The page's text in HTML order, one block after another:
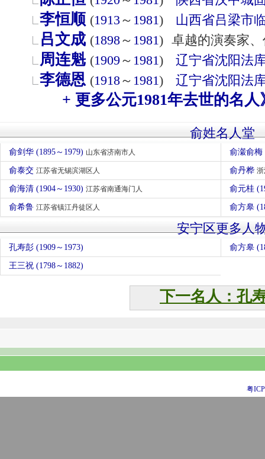
李恒顺 (1913 ～ 1981) 山西省吕梁市
吕文成 (1898～ 1981) 卓越的演奏家
周连魁 (1909 ～ 1981) 辽宁省沈阳法
李德恩 (1918～ 1981) 辽宁省沈阳法
+ 更多公元1981年去世的名人
俞姓名人堂
俞剑华 (1895～1979) 山东省济南市人 俞瀔俞梅
俞泰交 江苏省无锡滨湖区人 俞丹桦
俞海清 (1904～1930) 江苏省南通海门人 俞元桂
俞希鲁 江苏省镇江丹徒区人 俞方皋
安宁区更多人
孔寿彭 (1909～1973) 俞方皋
王三祝 (1798～1882)
下一名人：孔
粤